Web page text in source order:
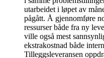
utarbeidet i løpet av
pågått. Å gjennomføre
ressurser både fra ny
ville også mest
ekstrakostnad både
Tilleggsleveransen